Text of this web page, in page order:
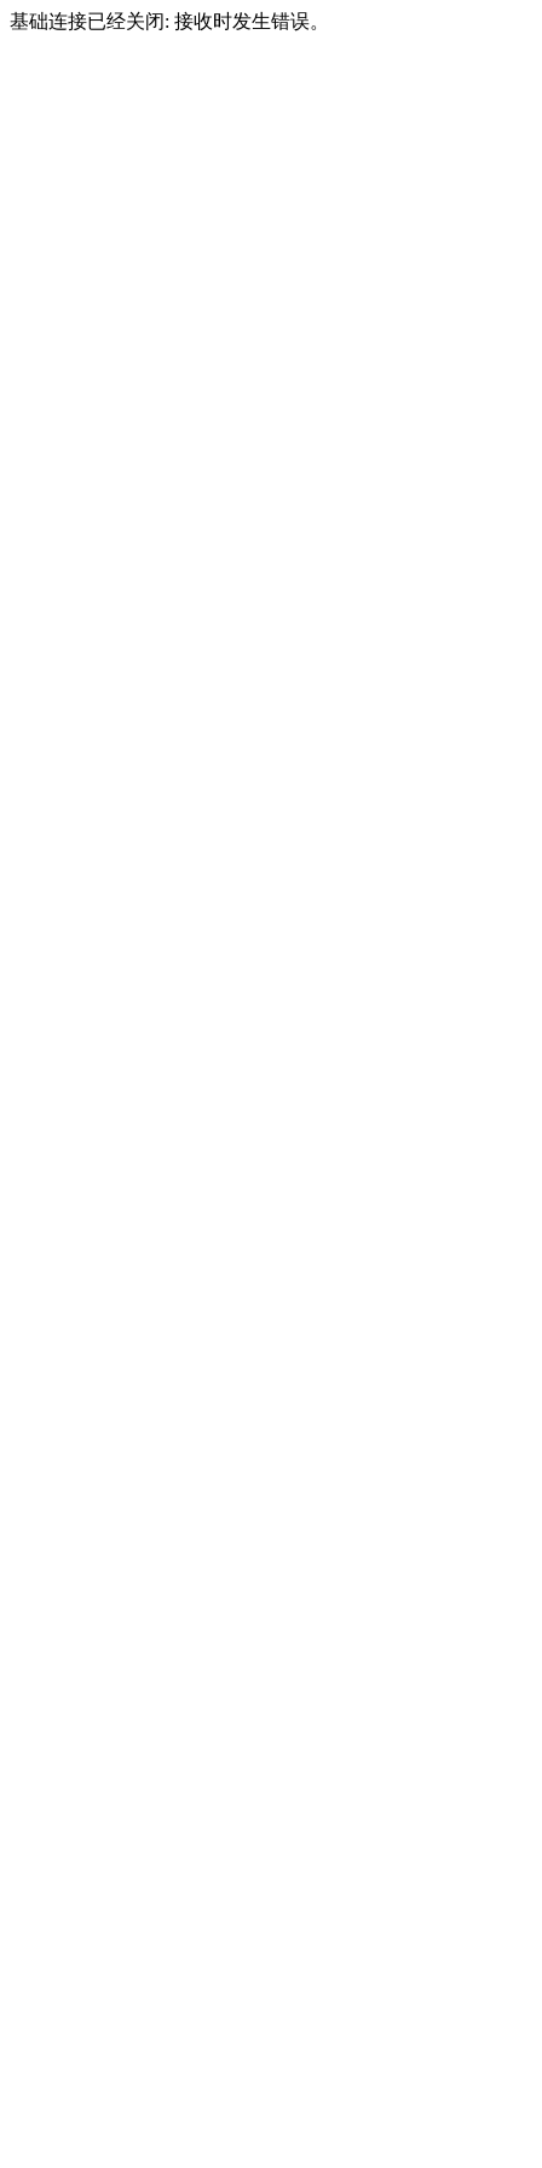
基础连接已经关闭: 接收时发生错误。